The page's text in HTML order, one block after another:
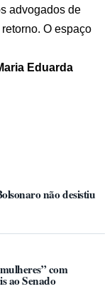
advogados de
O espaço
Eduarda
não desistiu
com
ao Senado